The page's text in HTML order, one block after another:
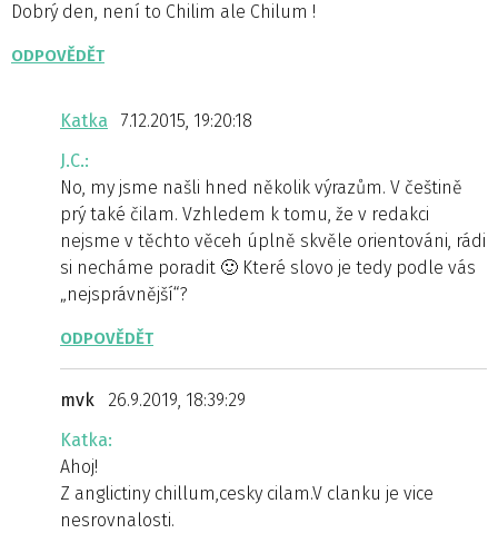
Dobrý den, není to Chilim ale Chilum !
ODPOVĚDĚT
Katka
7.12.2015, 19:20:18
J.C.:
No, my jsme našli hned několik výrazům. V češtině
prý také čilam. Vzhledem k tomu, že v redakci
nejsme v těchto věceh úplně skvěle orientováni, rádi
si necháme poradit 🙂 Které slovo je tedy podle vás
„nejsprávnější“?
ODPOVĚDĚT
mvk
26.9.2019, 18:39:29
Katka:
Ahoj!
Z anglictiny chillum,cesky cilam.V clanku je vice
nesrovnalosti.